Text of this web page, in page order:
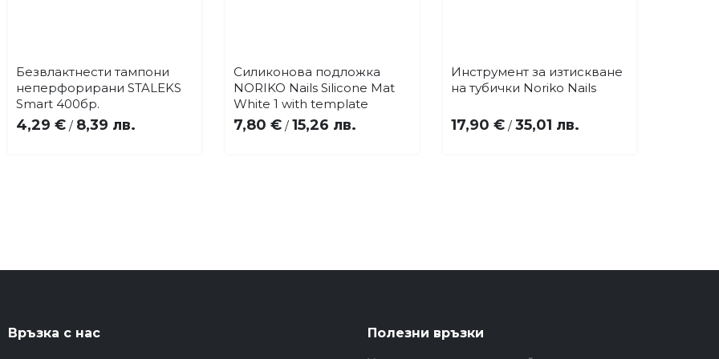
Добави
в
Купи
Безвлактнести тампони
неперфорирани STALEKS
Smart 400бр.
4,29 € / 8,39 лв.
Добави
в
любими
Купи
Силиконова подложка
NORIKO Nails Silicone Mat
White 1 with template
7,80 € / 15,26 лв.
Добави
в
Купи
Инструмент за изтискване
на тубички Noriko Nails
17,90 € / 35,01 лв.
Връзка с нас Полезни връзки